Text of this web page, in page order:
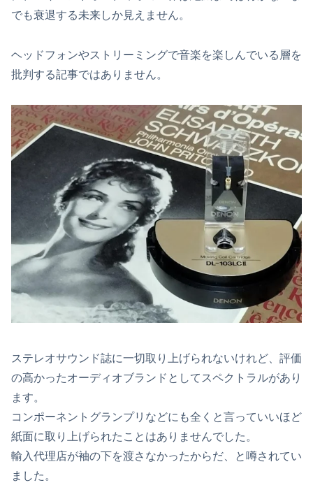
でも衰退する未来しか見えません。
ヘッドフォンやストリーミングで音楽を楽しんでいる層を
批判する記事ではありません。
ステレオサウンド誌に一切取り上げられないけれど、評価
の高かったオーディオブランドとしてスペクトラルがあり
ます。
コンポーネントグランプリなどにも全くと言っていいほど
紙面に取り上げられたことはありませんでした。
輸入代理店が袖の下を渡さなかったからだ、と噂されてい
ました。